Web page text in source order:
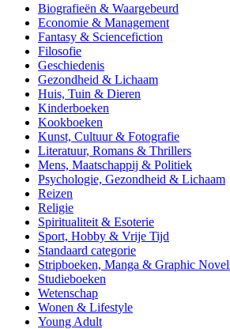
Biografieën & Waargebeurd
Economie & Management
Fantasy & Sciencefiction
Filosofie
Geschiedenis
Gezondheid & Lichaam
Huis, Tuin & Dieren
Kinderboeken
Kookboeken
Kunst, Cultuur & Fotografie
Literatuur, Romans & Thrillers
Mens, Maatschappij & Politiek
Psychologie, Gezondheid & Lichaam
Reizen
Religie
Spiritualiteit & Esoterie
Sport, Hobby & Vrije Tijd
Standaard categorie
Stripboeken, Manga & Graphic
Studieboeken
Wetenschap
Wonen & Lifestyle
Young Adult